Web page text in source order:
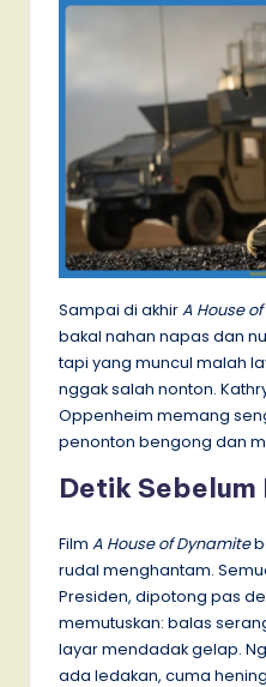
Sampai di akhirA House
bakal nahan napas dan
tapi yang muncul malah
nggak salah nonton.
Oppenheim memang
penonton bengong dan
Detik Sebelum
Film A House of Dynamite
rudal menghantam.
Presiden, dipotong pas
memutuskan: balas
layar mendadak gelap.
ada ledakan, cuma